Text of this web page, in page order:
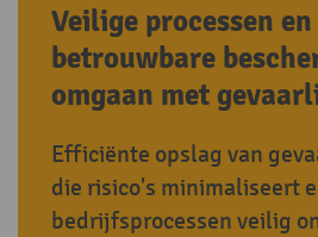
Veilige processen en
betrouwbare
omgaan met
Efficiënte opslag van
die risico's minimaliseert
bedrijfsprocessen veilig